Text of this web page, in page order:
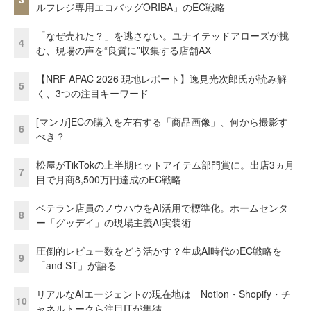
ルフレジ専用エコバッグORIBA」のEC戦略
4
「なぜ売れた？」を逃さない。ユナイテッドアローズが挑
む、現場の声を“良質に”収集する店舗AX
5
【NRF APAC 2026 現地レポート】逸見光次郎氏が読み解
く、3つの注目キーワード
6
[マンガ]ECの購入を左右する「商品画像」、何から撮影す
べき？
7
松屋がTikTokの上半期ヒットアイテム部門賞に。出店3ヵ月
目で月商8,500万円達成のEC戦略
8
ベテラン店員のノウハウをAI活用で標準化。ホームセンタ
ー「グッデイ」の現場主義AI実装術
9
圧倒的レビュー数をどう活かす？生成AI時代のEC戦略を
「and ST」が語る
10
リアルなAIエージェントの現在地は Notion・Shopify・チ
ャネルトークら注目ITが集結